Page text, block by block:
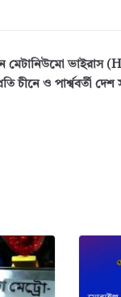
মেটানিউমো ভাইরাস
চীনে ও পার্শ্ববর্তী